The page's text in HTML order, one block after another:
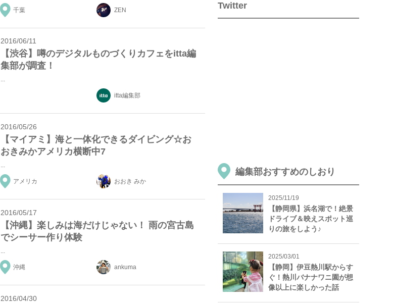
千葉 ZEN
2016/06/11
【渋谷】噂のデジタルものづくりカフェをitta編
集部が調査！
...
itta編集部
2016/05/26
【マイアミ】海と一体化できるダイビング☆お
おきみかアメリカ横断中7
...
アメリカ おおき みか
2016/05/17
【沖縄】楽しみは海だけじゃない！ 雨の宮古島
でシーサー作り体験
...
沖縄 ankuma
2016/04/30
Twitter
編集部おすすめのしおり
2025/11/19
【静岡県】浜名湖で！絶景
ドライブ＆映えスポット巡
りの旅をしよう♪
2025/03/01
【静岡】伊豆熱川駅からす
ぐ！熱川バナナワニ園が想
像以上に楽しかった話